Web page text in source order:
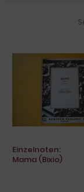
Einzelnoten:
Mama (Bixio)